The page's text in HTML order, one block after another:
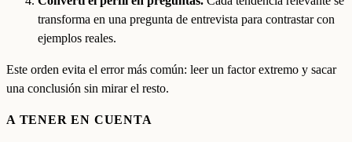
transforma en una pregunta de entrevista para contrastar con
ejemplos reales.
Este orden evita el error más común: leer un factor extremo y sacar
una conclusión sin mirar el resto.
A TENER EN CUENTA